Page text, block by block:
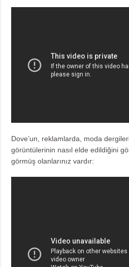
Dove’un, reklamlarda, moda
görüntülerinin nasıl elde edildiğini
görmüş olanlarınız vardır: